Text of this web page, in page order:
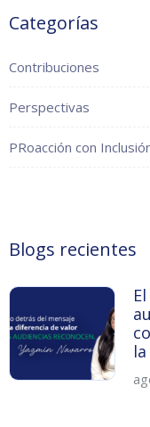
Categorías
Contribuciones
Perspectivas
PRoacción con
Blogs recientes